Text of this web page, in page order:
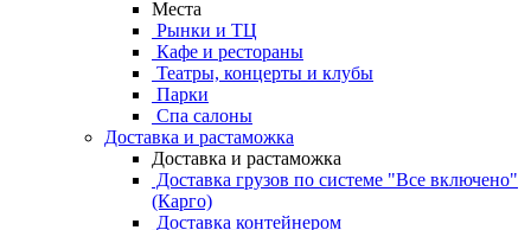
Места
Рынки и ТЦ
Кафе и рестораны
Театры, концерты и клубы
Парки
Спа салоны
Доставка и растаможка
Доставка и растаможка
Доставка грузов по системе "Все включено"
(Карго)
Доставка контейнером